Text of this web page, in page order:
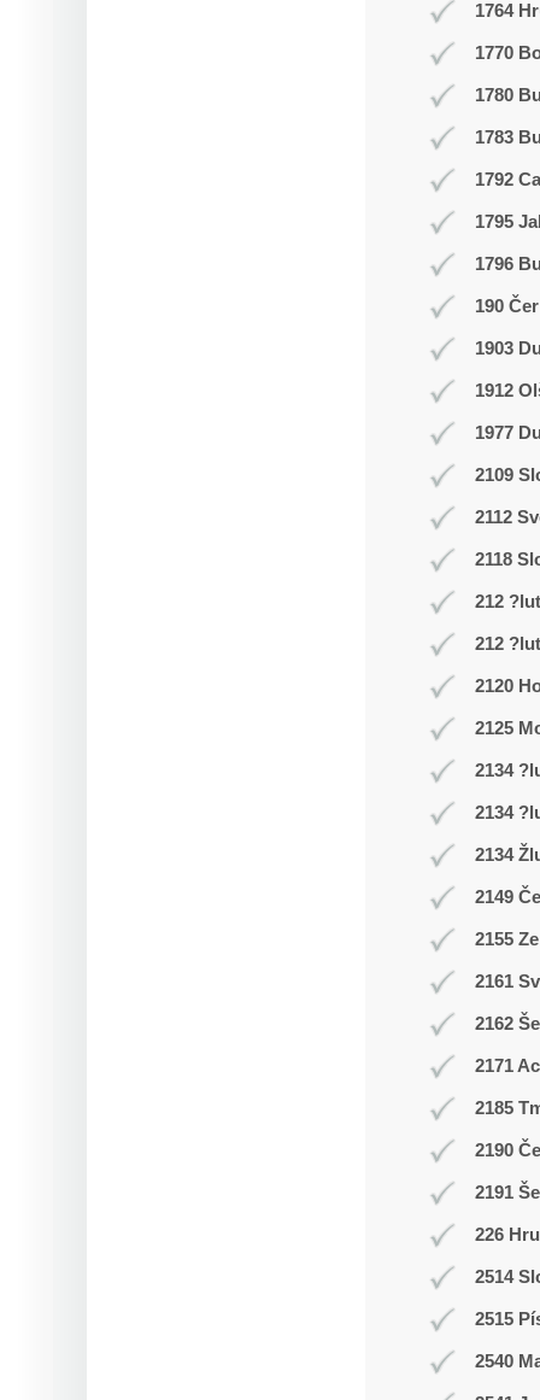
1764
1770
1780
1783
1792
1795
1796
190
1903
1912
1977
2109
2112
2118
212 ?lut
212 ?lut
2120
2125
2134
2134
2134
2149
2155
2161
2162
2171
2185
2190
2191
226
2514
2515
2540